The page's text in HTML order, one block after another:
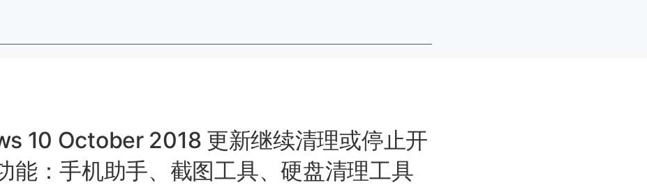
10 October 2018 更新继续清理或停止开
能：手机助手、截图工具、硬盘清理工具